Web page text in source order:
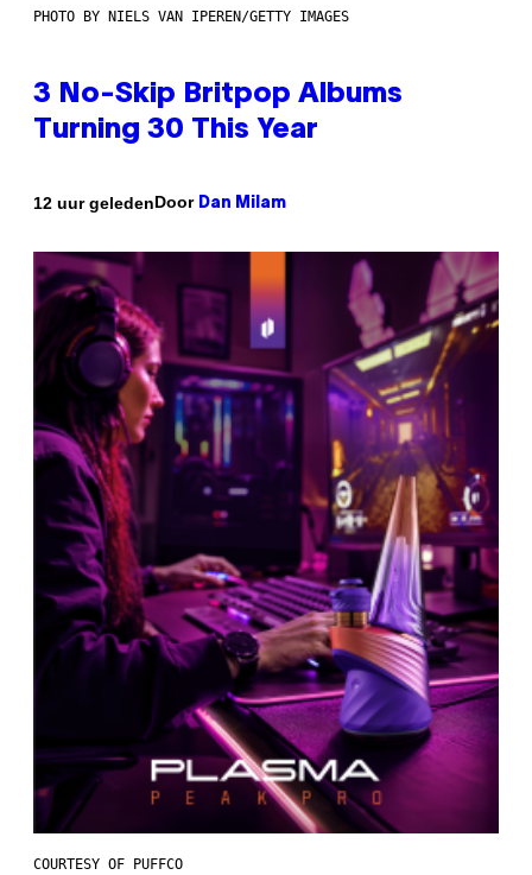
PHOTO BY NIELS VAN IPEREN/GETTY IMAGES
3 No-Skip Britpop Albums
Turning 30 This Year
12 uur geledenDoor Dan Milam
COURTESY OF PUFFCO